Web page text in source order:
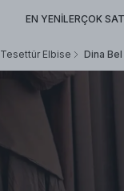
EN YENİLERÇOK
Tesettür Elbise Dina Bel